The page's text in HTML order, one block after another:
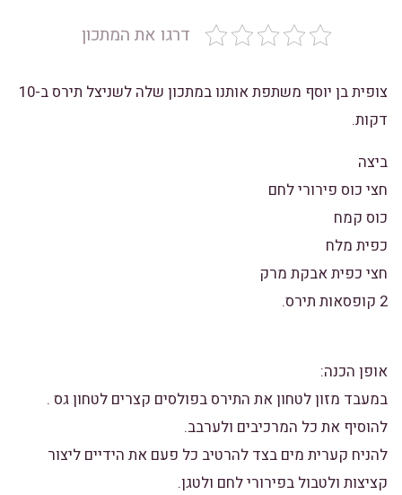
דרגו את המתכון
צופית בן יוסף משתפת אותנו במתכון שלה לשניצל תירס ב-10
דקות.
ביצה
חצי כוס פירורי לחם
כוס קמח
כפית מלח
חצי כפית אבקת מרק
2 קופסאות תירס.
אופן הכנה:
במעבד מזון לטחון את התירס בפולסים קצרים לטחון גס .
להוסיף את כל המרכיבים ולערבב.
להניח קערית מים בצד להרטיב כל פעם את הידיים ליצור
קציצות ולטבול בפירורי לחם ולטגן.